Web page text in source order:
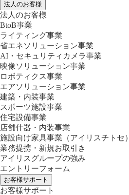
法人のお客様
法人のお客様
BtoB事業
ライティング事業
省エネソリューション事業
AI・セキュリティカメラ事業
映像ソリューション事業
ロボティクス事業
エアソリューション事業
建築・内装事業
スポーツ施設事業
住宅設備事業
店舗什器・内装事業
施設向け家具事業 （アイリスチトセ）
業務提携・新規お取引き
アイリスグループの強み
エントリーフォーム
お客様サポート
お客様サポート